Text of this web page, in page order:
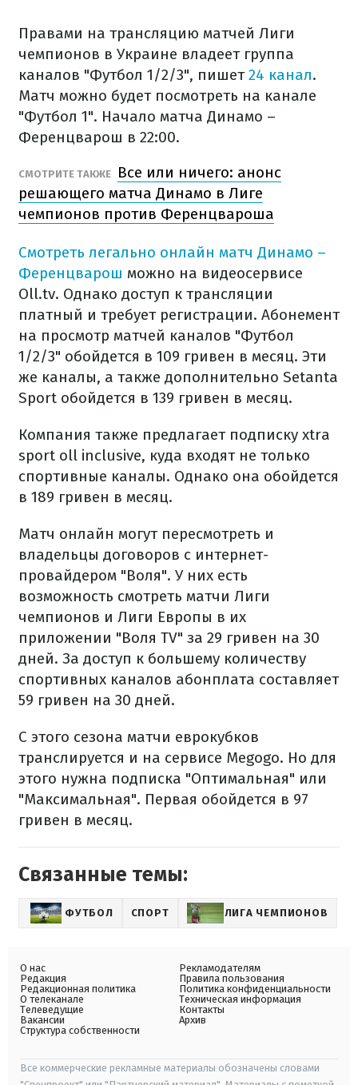
Правами на трансляцию матчей Лиги
чемпионов в Украине владеет группа
каналов "Футбол 1/2/3", пишет24 канал.
Матч можно будет посмотреть на канале
"Футбол 1". Начало матча Динамо –
Ференцварош в 22:00.
СМОТРИТЕ ТАКЖЕ
Все или ничего: анонс
решающего матча Динамо в Лиге
чемпионов против Ференцвароша
Смотреть легально онлайн матч Динамо –
Ференцварош можно на видеосервисе
Oll.tv. Однако доступ к трансляции
платный и требует регистрации. Абонемент
на просмотр матчей каналов "Футбол
1/2/3" обойдется в 109 гривен в месяц. Эти
же каналы, а также дополнительно Setanta
Sport обойдется в 139 гривен в месяц.
Компания также предлагает подписку xtra
sport oll inclusive, куда входят не только
спортивные каналы. Однако она обойдется
в 189 гривен в месяц.
Матч онлайн могут пересмотреть и
владельцы договоров с интернет-
провайдером "Воля". У них есть
возможность смотреть матчи Лиги
чемпионов и Лиги Европы в их
приложении "Воля TV" за 29 гривен на 30
дней. За доступ к большему количеству
спортивных каналов абонплата составляет
59 гривен на 30 дней.
С этого сезона матчи еврокубков
транслируется и на сервисе Megogo. Но для
этого нужна подписка "Оптимальная" или
"Максимальная". Первая обойдется в 97
гривен в месяц.
Связанные темы:
ФУТБОЛ СПОРТ ЛИГА ЧЕМПИОНОВ
О нас
Редакция
Редакционная политика
О телеканале
Телеведущие
Вакансии
Структура собственности
Рекламодателям
Правила пользования
Политика конфиденциальности
Техническая информация
Контакты
Архив
Все коммерческие рекламные материалы обозначены словами